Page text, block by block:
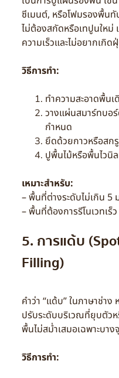
ซีเมนต์, หรือโฟมรองพื้นทั
ไม่ต้องสกัดหรือเทปูนใหม่
ความเร็วและไม่อยากเกิด
วิธีการทำ:
ทำความสะอาดพื้นเ
วางแผ่นสมาร์ทบอ
กำหนด
ยึดด้วยกาวหรือสก
ปูพื้นไม้หรือพื้นไวนิ
เหมาะสำหรับ:
– พื้นที่ต่างระดับไม่เกิน 5
– พื้นที่ต้องการรีโนเวทเร็
5. การแด้บ
Filling)
คำว่า “แด้บ” ในภาษาช่า
ปรับระดับบริเวณที่ยุบตัว
พื้นไม่สม่ำเสมอเฉพาะบาง
วิธีการทำ: